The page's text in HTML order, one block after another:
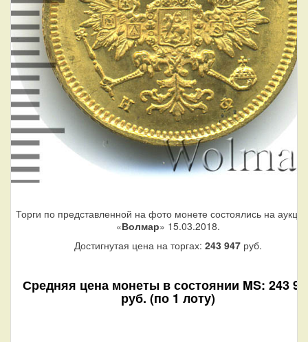
Торги по представленной на фото монете состоялись на
«Волмар» 15.03.2018.
Достигнутая цена на торгах: 243 947руб.
Средняя цена монеты в состоянии MS: 243
руб. (по 1 лоту)